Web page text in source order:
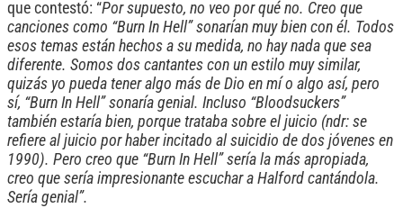
que contestó: “Por supuesto, no veo por qué no. Creo que
canciones como “Burn In Hell” sonarían muy bien con él. Todos
esos temas están hechos a su medida, no hay nada que sea
diferente. Somos dos cantantes con un estilo muy similar,
quizás yo pueda tener algo más de Dio en mí o algo así, pero
sí, “Burn In Hell” sonaría genial. Incluso “Bloodsuckers”
también estaría bien, porque trataba sobre el juicio (ndr: se
refiere al juicio por haber incitado al suicidio de dos jóvenes en
1990). Pero creo que “Burn In Hell” sería la más apropiada,
creo que sería impresionante escuchar a Halford cantándola.
Sería genial”.